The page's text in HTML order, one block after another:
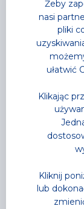
Aktualności,
Noc
najgorętsza
Żeby
nasi
pliki
ułatwić
Klikając
Kliknij
lub